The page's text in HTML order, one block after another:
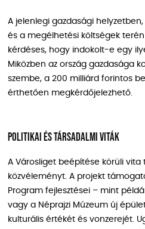
A jelenlegi gazdasági
és a megélhetési költségek
kérdéses, hogy indokolt-e egy
Miközben az ország gazdasága
szembe, a 200 milliárd forintos
érthetően megkérdőjelezhető.
Politikai és társadalmi viták
A Városliget beépítése körüli
közvéleményt. A projekt
Program fejlesztései – mint
vagy a Néprajzi Múzeum új
kulturális értékét és vonzerejét.